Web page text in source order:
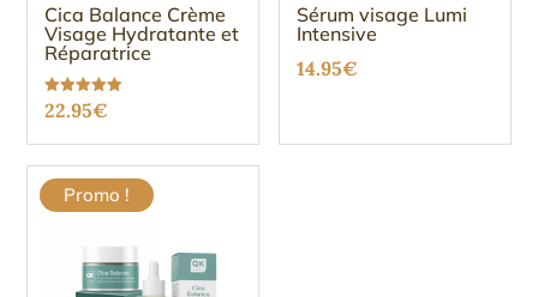
Cica Balance Crème
Visage Hydratante et
Réparatrice
Note
5.00
22.95€
Sérum visage Lumi
Intensive
14.95€
Promo !